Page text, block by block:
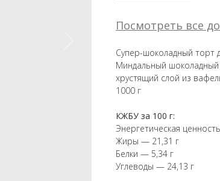
Посмотреть все
Супер-шоколадный торт
Миндальный шоколадный
хрустящий слой из
1000 г
КЖБУ за 100 г:
Энергетическая
Жиры — 21,31 г
Белки — 5,34 г
Углеводы — 24,13 г